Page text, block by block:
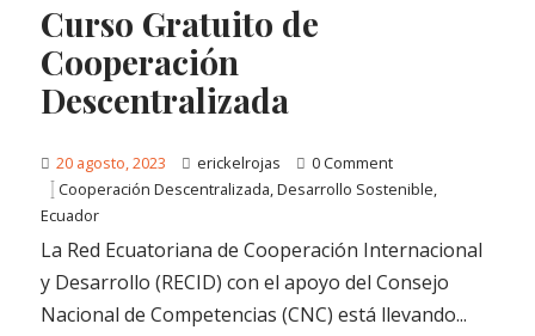
Curso Gratuito de
Cooperación
Descentralizada
20 agosto, 2023 erickelrojas
0 Comment
Cooperación Descentralizada,Desarrollo Sostenible,
Ecuador
La Red Ecuatoriana de Cooperación Internacional
y Desarrollo (RECID) con el apoyo del Consejo
Nacional de Competencias (CNC) está llevando...